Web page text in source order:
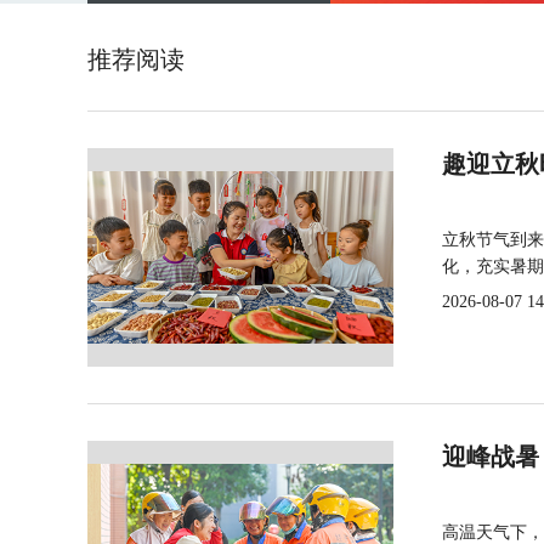
推荐阅读
趣迎立
立秋节气到
化，充实暑
2026-08-07
迎峰战
高温天气下